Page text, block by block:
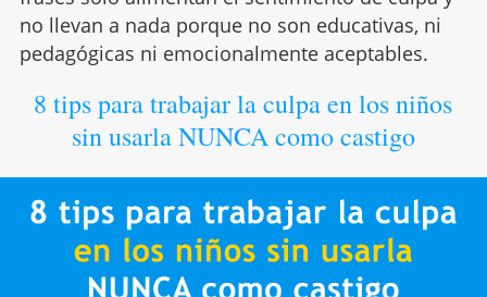
no llevan a nada porque no son educativas, ni
pedagógicas ni emocionalmente aceptables.
8 tips para trabajar la culpa en los niños
sin usarla NUNCA como castigo